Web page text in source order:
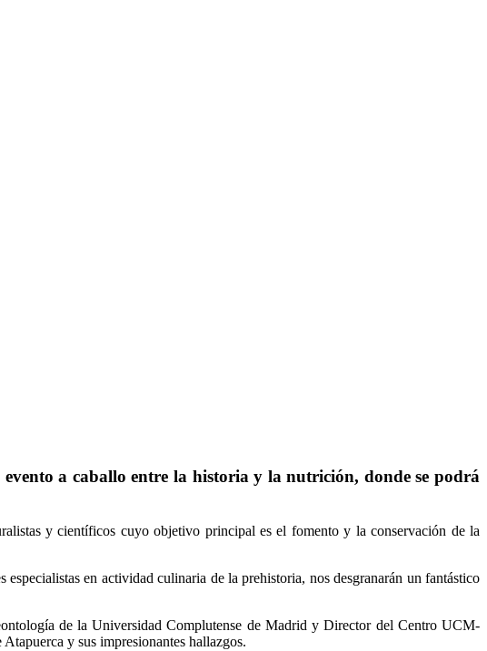
a caballo entre la historia y la nutrición, donde se podrá
y científicos cuyo objetivo principal es el fomento y la conservación de la
en actividad culinaria de la prehistoria, nos desgranarán un fantástico
de la Universidad Complutense de Madrid y Director del Centro UCM-
y sus impresionantes hallazgos.